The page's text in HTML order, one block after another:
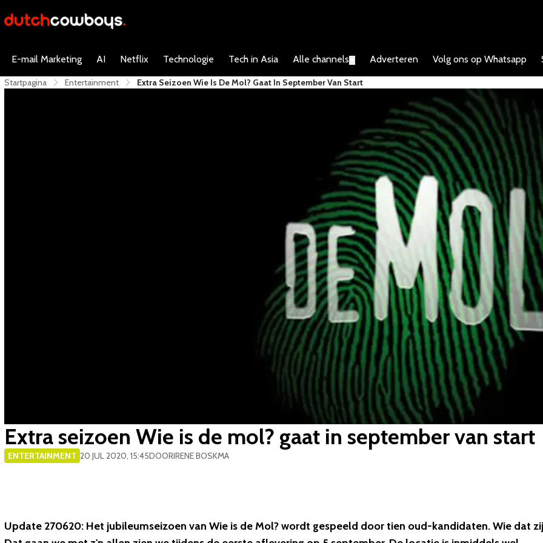
E-mail Marketing AI Netflix Technologie Tech in Asia Alle channels Adverteren Volg ons op Whatsapp
Startpagina Entertainment Extra Seizoen Wie Is De Mol? Gaat In September Van Start
Extra seizoen Wie is de mol? gaat in september van start
ENTERTAINMENT 20 JUL 2020, 15:45DOORIRENE BOSKMA
Update 270620: Het jubileumseizoen van Wie is de Mol? wordt gespeeld door tien oud-kandidaten. Wie dat